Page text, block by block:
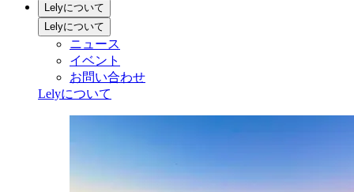
Lelyについて
Lelyについて
ニュース
イベント
お問い合わせ
Lelyについて